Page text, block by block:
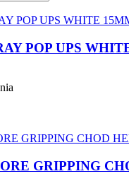
POP UPS
GRIPPING